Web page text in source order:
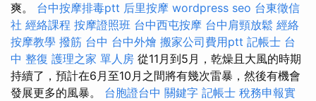
爽。 台中按摩排毒ptt 后里按摩 wordpress seo 台東徵信
社 經絡課程 按摩證照班 台中西屯按摩 台中肩頸放鬆 經絡
按摩教學 撥筋 台中 台中外燴 搬家公司費用ptt 記帳士 台
中 整復 護理之家 單人房 從11月到5月，乾燥且大風的時期
持續了，預計在6月至10月之間將有幾次雷暴，然後有機會
發展更多的風暴。 台胞證台中 關鍵字 記帳士 稅務申報實